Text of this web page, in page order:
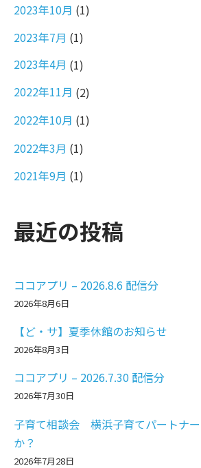
2023年10月 (1)
2023年7月 (1)
2023年4月 (1)
2022年11月 (2)
2022年10月 (1)
2022年3月 (1)
2021年9月 (1)
最近の投稿
ココアプリ – 2026.8.6 配信分
2026年8月6日
【ど・サ】夏季休館のお知らせ
2026年8月3日
ココアプリ – 2026.7.30 配信分
2026年7月30日
子育て相談会 横浜子育てパートナ
か？
2026年7月28日